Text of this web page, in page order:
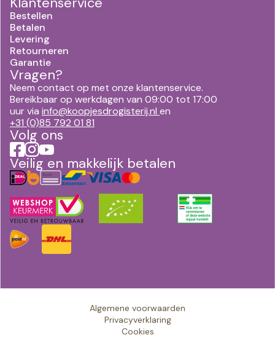
Bestellen
Betalen
Levering
Retourneren
Garantie
Vragen?
Neem contact op met onze klantenservice.
Bereikbaar op werkdagen van 09:00 tot 17:00
uur via info@koopjesdrogisterij.nl en
+31 (0)85 792 01 81
Volg ons
Veilig en makkelijk betalen
Algemene voorwaarden
Privacyverklaring
Cookies